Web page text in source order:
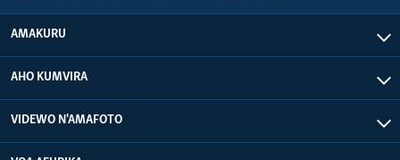
AMAKURU
AHO KUMVIRA
VIDEWO N'AMAFOTO